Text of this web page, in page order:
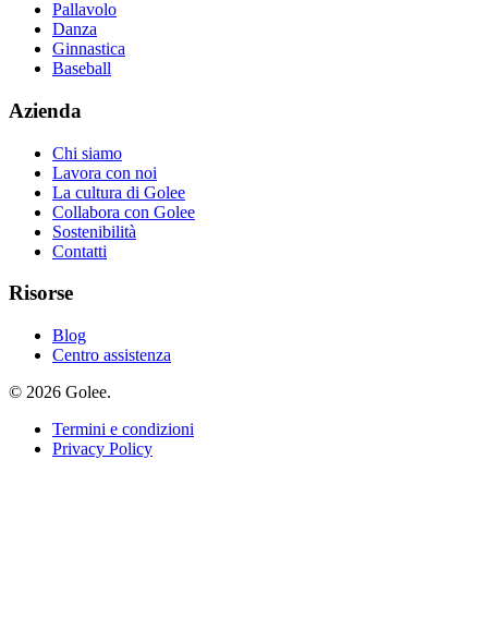
Pallavolo
Danza
Ginnastica
Baseball
Azienda
Chi siamo
Lavora con noi
La cultura di Golee
Collabora con Golee
Sostenibilità
Contatti
Risorse
Blog
Centro assistenza
© 2026 Golee.
Termini e condizioni
Privacy Policy